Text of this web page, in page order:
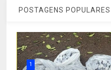
POSTAGENS POPULARES
1